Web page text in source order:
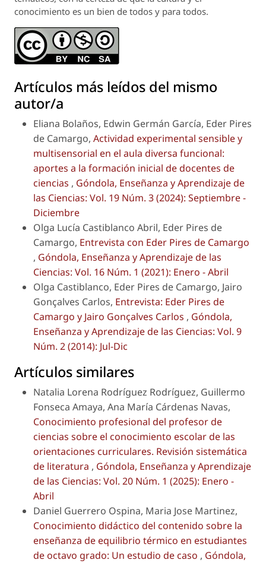
conocimiento es un bien de todos y para todos.
Artículos más leídos del mismo
autor/a
Eliana Bolaños, Edwin Germán García, Eder Pires
de Camargo, Actividad experimental sensible y
multisensorial en el aula diversa funcional:
aportes a la formación inicial de docentes de
ciencias , Góndola, Enseñanza y Aprendizaje de
las Ciencias: Vol. 19 Núm. 3 (2024): Septiembre -
Diciembre
Olga Lucía Castiblanco Abril, Eder Pires de
Camargo, Entrevista con Eder Pires de Camargo
, Góndola, Enseñanza y Aprendizaje de las
Ciencias: Vol. 16 Núm. 1 (2021): Enero - Abril
Olga Castiblanco, Eder Pires de Camargo, Jairo
Gonçalves Carlos, Entrevista: Eder Pires de
Camargo y Jairo Gonçalves Carlos , Góndola,
Enseñanza y Aprendizaje de las Ciencias: Vol. 9
Núm. 2 (2014): Jul-Dic
Artículos similares
Natalia Lorena Rodríguez Rodríguez, Guillermo
Fonseca Amaya, Ana María Cárdenas Navas,
Conocimiento profesional del profesor de
ciencias sobre el conocimiento escolar de las
orientaciones curriculares. Revisión sistemática
de literatura , Góndola, Enseñanza y Aprendizaje
de las Ciencias: Vol. 20 Núm. 1 (2025): Enero -
Abril
Daniel Guerrero Ospina, Maria Jose Martinez,
Conocimiento didáctico del contenido sobre la
enseñanza de equilibrio térmico en estudiantes
de octavo grado: Un estudio de caso , Góndola,